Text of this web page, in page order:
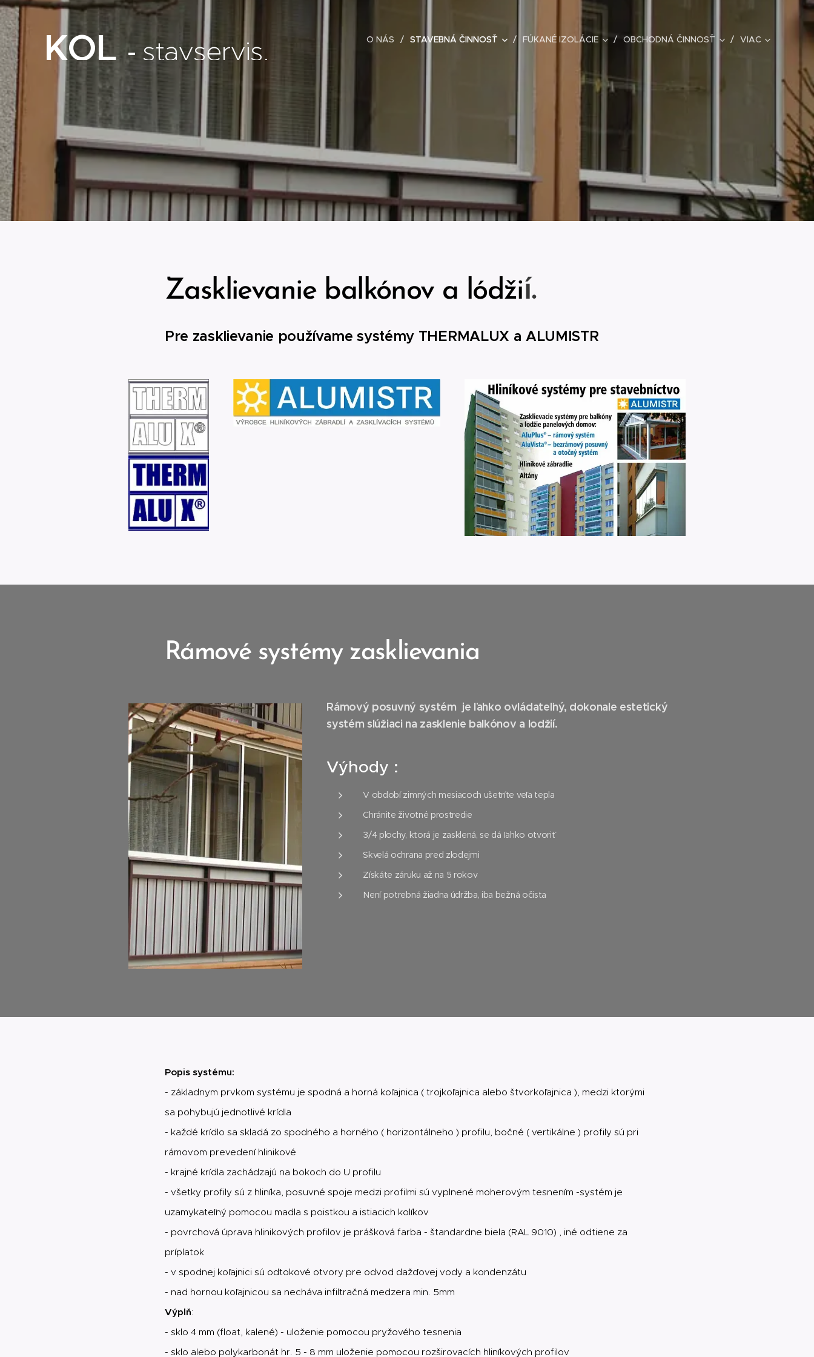
KOL - stavservis,
s.r.o.
O NÁS STAVEBNÁ ČINNOSŤ FÚKANÉ IZOLÁCIE OBCHODNÁ ČINNOSŤ VIAC
Zasklievanie balkónov a lódžií.
Pre zasklievanie používame systémy THERMALUX a ALUMISTR
Rámové systémy zasklievania
Rámový posuvný systém je ľahko ovládateľný, dokonale estetický
systém slúžiaci na zasklenie balkónov a lodžií.
Výhody :
V období zimných mesiacoch ušetríte veľa tepla
Chránite životné prostredie
3/4 plochy, ktorá je zasklená, se dá ľahko otvoriť
Skvelá ochrana pred zlodejmi
Získáte záruku až na 5 rokov
Není potrebná žiadna údržba, iba bežná očista
Popis systému:
- základnym prvkom systému je spodná a horná koľajnica ( trojkoľajnica alebo štvorkoľajnica ), medzi ktorými
sa pohybujú jednotlivé krídla
- každé krídlo sa skladá zo spodného a horného ( horizontálneho ) profilu, bočné ( vertikálne ) profily sú pri
rámovom prevedení hlinikové
- krajné krídla zachádzajú na bokoch do U profilu
- všetky profily sú z hliníka, posuvné spoje medzi profilmi sú vyplnené moherovým tesnením -systém je
uzamykateľný pomocou madla s poistkou a istiacich kolíkov
- povrchová úprava hlinikových profilov je prášková farba - štandardne biela (RAL 9010) , iné odtiene za
príplatok
- v spodnej koľajnici sú odtokové otvory pre odvod dažďovej vody a kondenzátu
- nad hornou koľajnicou sa necháva infiltračná medzera min. 5mm
Výplň:
- sklo 4 mm (float, kalené) - uloženie pomocou pryžového tesnenia
- sklo alebo polykarbonát hr. 5 - 8 mm uloženie pomocou rozširovacích hliníkových profilov